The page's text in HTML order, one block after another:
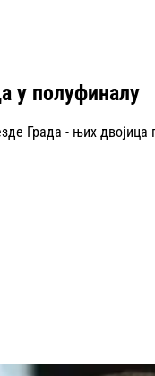
у полуфиналу
Града - њих двојица